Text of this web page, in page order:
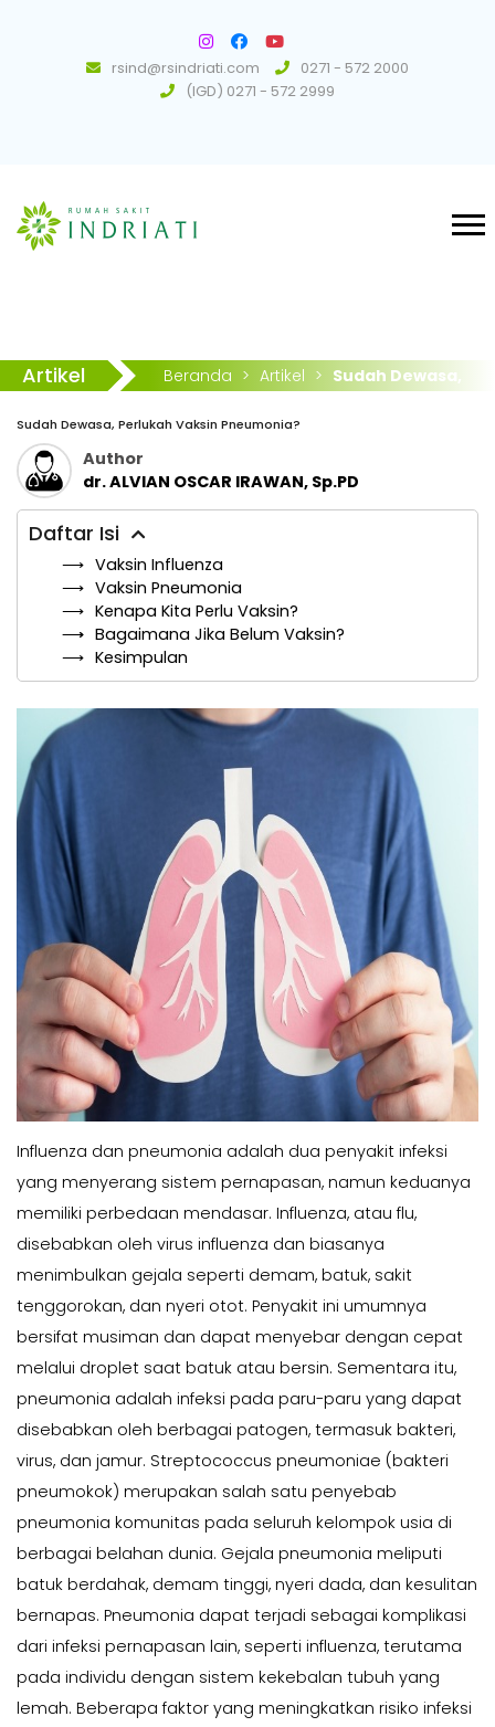
rsind@rsindriati.com
0271 - 572 2000
(IGD) 0271 - 572 2999
Artikel Beranda > Artikel > Sudah Dewasa,
Sudah Dewasa, Perlukah Vaksin Pneumonia?
Author
dr. ALVIAN OSCAR IRAWAN, Sp.PD
Daftar Isi
Vaksin Influenza
Vaksin Pneumonia
Kenapa Kita Perlu Vaksin?
Bagaimana Jika Belum Vaksin?
Kesimpulan
Influenza dan pneumonia adalah dua penyakit infeksi
yang menyerang sistem pernapasan, namun keduanya
memiliki perbedaan mendasar. Influenza, atau flu,
disebabkan oleh virus influenza dan biasanya
menimbulkan gejala seperti demam, batuk, sakit
tenggorokan, dan nyeri otot. Penyakit ini umumnya
bersifat musiman dan dapat menyebar dengan cepat
melalui droplet saat batuk atau bersin. Sementara itu,
pneumonia adalah infeksi pada paru-paru yang dapat
disebabkan oleh berbagai patogen, termasuk bakteri,
virus, dan jamur. Streptococcus pneumoniae (bakteri
pneumokok) merupakan salah satu penyebab
pneumonia komunitas pada seluruh kelompok usia di
berbagai belahan dunia. Gejala pneumonia meliputi
batuk berdahak, demam tinggi, nyeri dada, dan kesulitan
bernapas. Pneumonia dapat terjadi sebagai komplikasi
dari infeksi pernapasan lain, seperti influenza, terutama
pada individu dengan sistem kekebalan tubuh yang
lemah. Beberapa faktor yang meningkatkan risiko infeksi